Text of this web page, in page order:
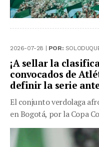
2026-07-28 | POR:
¡A sellar la
convocados de
definir la serie
El conjunto verdolaga
en Bogotá, por la Copa